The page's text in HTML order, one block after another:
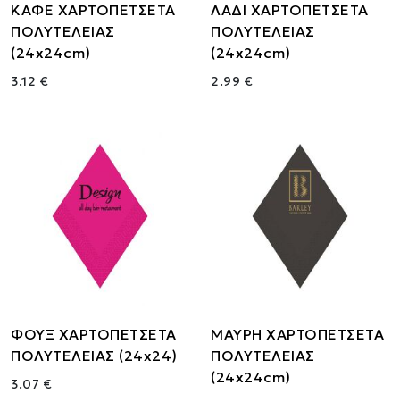
ΚΑΦΕ ΧΑΡΤΟΠΕΤΣΕΤΑ
ΠΟΛΥΤΕΛΕΙΑΣ
(24x24cm)
3.12 €
ΛΑΔΙ ΧΑΡΤΟΠΕΤΣΕΤΑ
ΠΟΛΥΤΕΛΕΙΑΣ
(24x24cm)
2.99 €
ΦΟΥΞ ΧΑΡΤΟΠΕΤΣΕΤΑ
ΠΟΛΥΤΕΛΕΙΑΣ (24x24)
3.07 €
ΜΑΥΡΗ ΧΑΡΤΟΠΕΤΣΕΤΑ
ΠΟΛΥΤΕΛΕΙΑΣ
(24x24cm)